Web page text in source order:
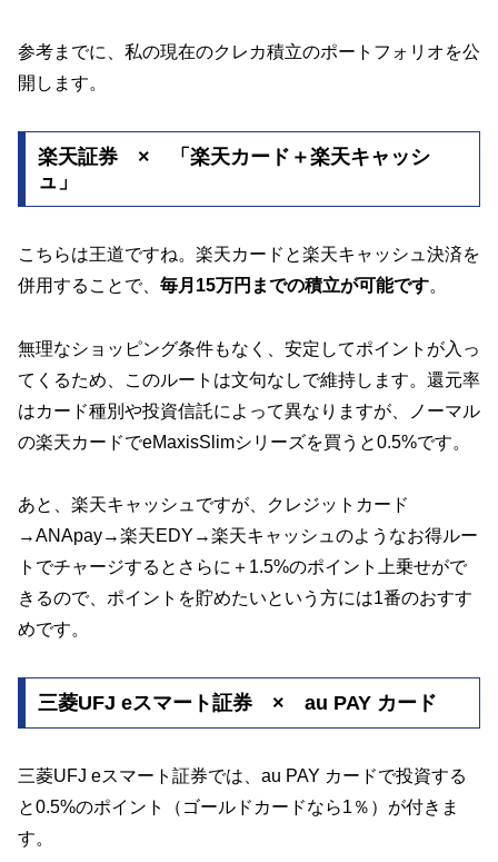
参考までに、私の現在のクレカ積立のポートフォリオを公
開します。
楽天証券 × 「楽天カード＋楽天キャッシ
ュ」
こちらは王道ですね。楽天カードと楽天キャッシュ決済を
併用することで、 毎月15万円までの積立が可能です。
無理なショッピング条件もなく、安定してポイントが入っ
てくるため、このルートは文句なしで維持します。還元率
はカード種別や投資信託によって異なりますが、ノーマル
の楽天カードでeMaxisSlimシリーズを買うと0.5%です。
あと、楽天キャッシュですが、クレジットカード
→ANApay→楽天EDY→楽天キャッシュのようなお得ルー
トでチャージするとさらに＋1.5%のポイント上乗せがで
きるので、ポイントを貯めたいという方には1番のおすす
めです。
三菱UFJ eスマート証券 × au PAY カード
三菱UFJ eスマート証券では、au PAY カードで投資する
と0.5%のポイント（ゴールドカードなら1％）が付きま
す。